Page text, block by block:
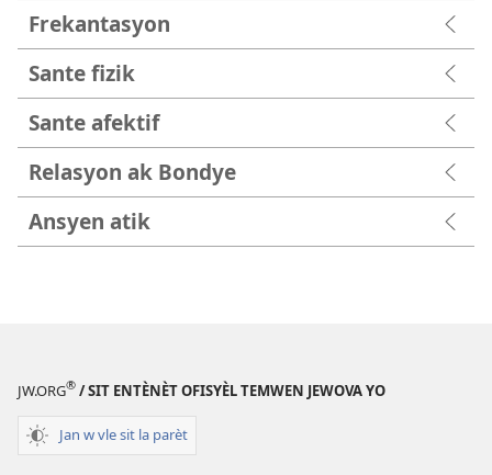
Frekantasyon
Sante fizik
Sante afektif
Relasyon ak Bondye
Ansyen atik
JW.ORG® / SIT ENTÈNÈT OFISYÈL TEMWEN JEWOVA YO
Jan w vle sit la parèt